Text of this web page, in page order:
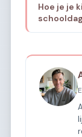
Hoe je je